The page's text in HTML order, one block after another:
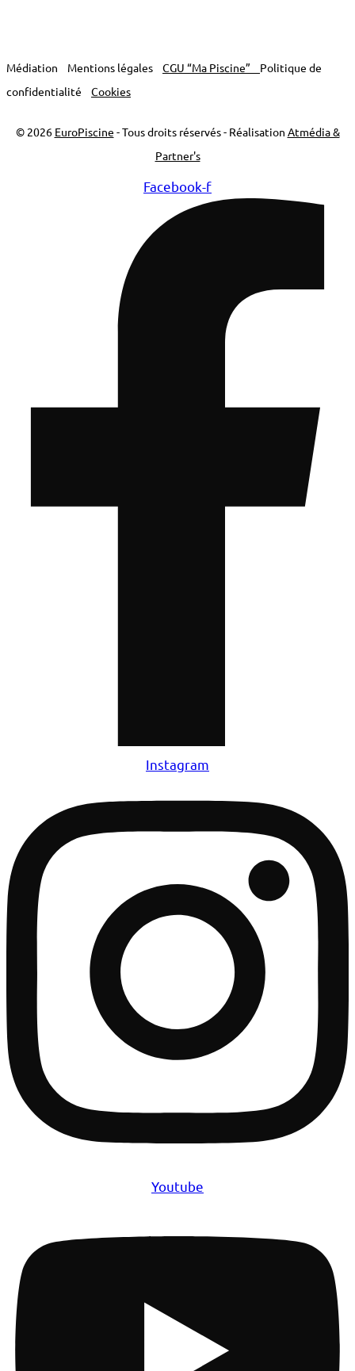
Médiation Mentions légales CGU “Ma Piscine” Politique de
confidentialité
Cookies
© 2026 EuroPiscine - Tous droits réservés - Réalisation Atmédia &
Partner's
Facebook-f
Instagram
Youtube